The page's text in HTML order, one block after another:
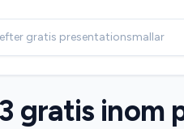
gratis inom